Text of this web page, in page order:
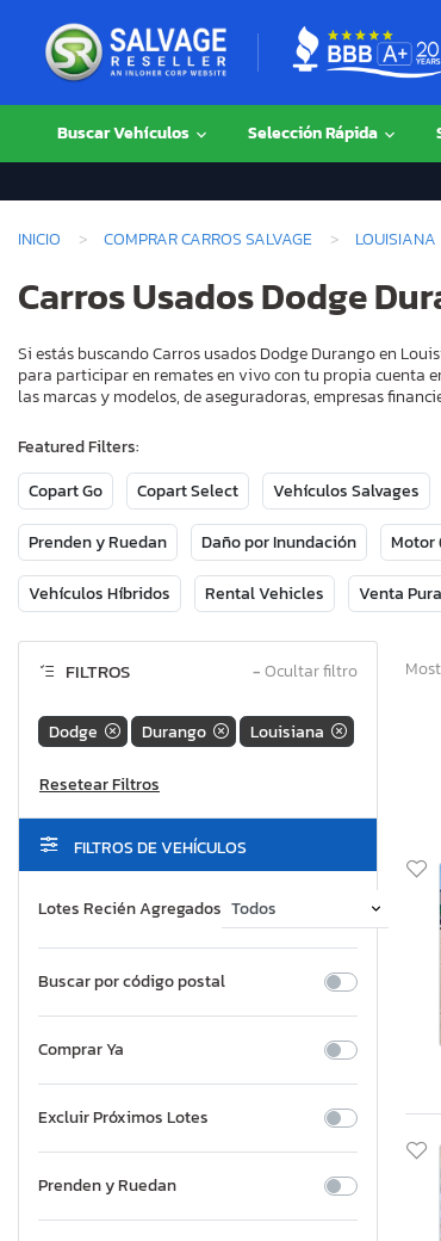
Buscar Vehículos Selección Rápida
INICIO COMPRAR CARROS SALVAGE LOUISIANA
Carros Usados Dodge
Si estás buscando Carros usados Dodge Durango en
para participar en remates en vivo con tu propia cuenta
las marcas y modelos, de aseguradoras, empresas
Featured Filters:
Copart Go
Copart Select Vehículos Salvages
Prenden y Ruedan Daño por Inundación Motor
Vehículos Híbridos Rental Vehicles Venta Pura
FILTROS −Ocultar filtro
Dodge Durango Louisiana
FILTROS DE VEHÍCULOS
Lotes Recién Agregados
Buscar por código postal
Comprar Ya
Excluir Próximos Lotes
Prenden y Ruedan